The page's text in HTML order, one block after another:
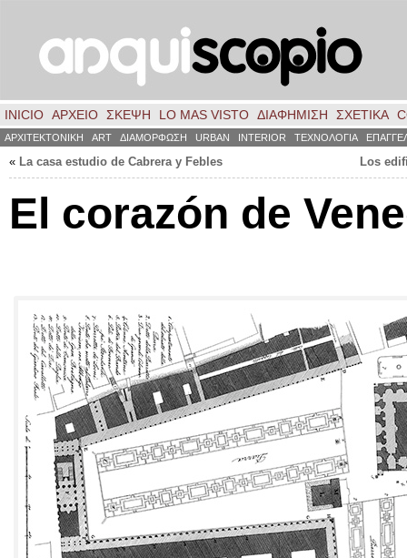
INICIO ΑΡΧΕΙΟ ΣΚΈΨΗ LO MAS VISTO ΔΙΑΦΗΜΙΣΗ ΣΧΕΤΙΚΑ
ΑΡΧΙΤΕΚΤΟΝΙΚΗ ART ΔΙΑΜΟΡΦΩΣΗ URBAN INTERIOR ΤΕΧΝΟΛΟΓΙΑ
« La casa estudio de Cabrera y Febles Los
El corazón de